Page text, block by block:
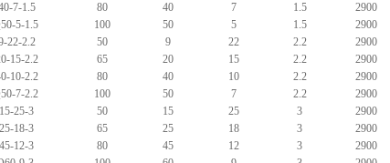
7-1.5
80 40 7 1.5
2900
5-1.5
100 50 5 1.5
2900
22-2.2
50 9 22 2.2
2900
15-2.2
65 20 15 2.2
2900
10-2.2
80 40 10 2.2
2900
7-2.2
100 50 7 2.2
2900
25-3
50 15 25 3
2900
18-3
65 25 18 3
2900
12-3
80 45 12 3
2900